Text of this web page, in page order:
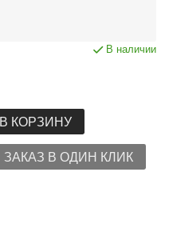
В наличии
В КОРЗИНУ
ЗАКАЗ В ОДИН КЛИК